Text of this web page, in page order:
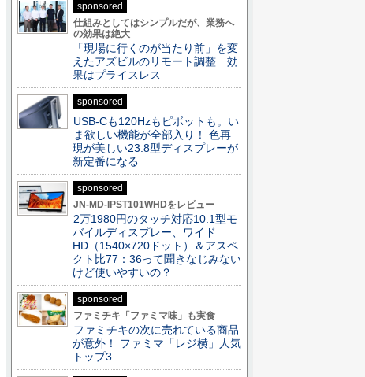
sponsored
仕組みとしてはシンプルだが、業務へ
の効果は絶大
「現場に行くのが当たり前」を変
えたアズビルのリモート調整 効
果はプライスレス
sponsored
USB-Cも120Hzもピボットも。い
ま欲しい機能が全部入り！ 色再
現が美しい23.8型ディスプレーが
新定番になる
sponsored
JN-MD-IPST101WHDをレビュー
2万1980円のタッチ対応10.1型モ
バイルディスプレー、ワイド
HD（1540×720ドット）＆アスペ
クト比77：36って聞きなじみない
けど使いやすいの？
sponsored
ファミチキ「ファミマ味」も実食
ファミチキの次に売れている商品
が意外！ ファミマ「レジ横」人気
トップ3